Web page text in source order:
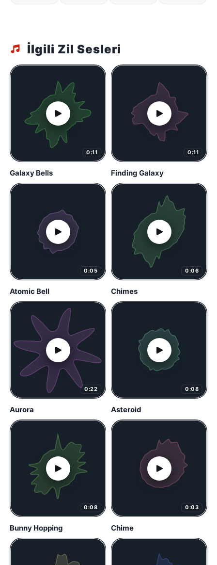
İlgili Zil Sesleri
0:11
Galaxy Bells
0:11
Finding Galaxy
0:05
Atomic Bell
0:06
Chimes
0:22
Aurora
0:08
Asteroid
0:08
Bunny Hopping
0:03
Chime